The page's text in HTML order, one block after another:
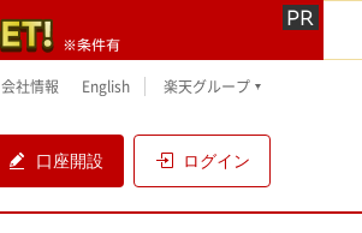
会社情報 English 楽天グループ
口座開設 ログイン